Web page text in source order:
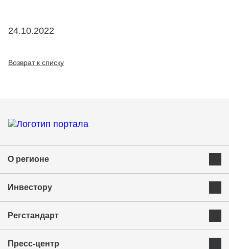
24.10.2022
Возврат к списку
О регионе
Экономика и ресурсы
Успешные бренды Курганской области
Инвестиционная команда региона
Инвестору
Приоритетные инвестиционные направления
Истории успеха
Регстандарт
Пресс-центр